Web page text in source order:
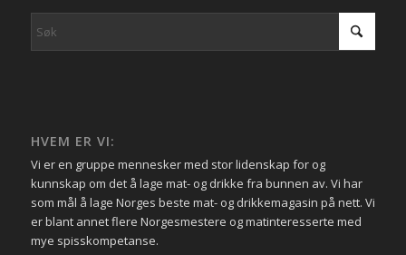
HVEM ER VI:
Vi er en gruppe mennesker med stor lidenskap for og
kunnskap om det å lage mat- og drikke fra bunnen av. Vi har
som mål å lage Norges beste mat- og drikkemagasin på nett. Vi
er blant annet flere Norgesmestere og matinteresserte med
mye spisskompetanse.